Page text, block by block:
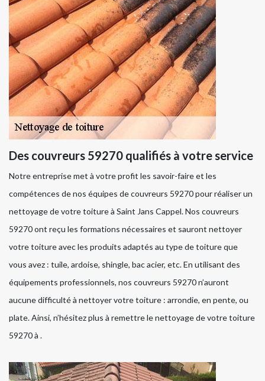
Des couvreurs 59270 qualifiés à votre service
Notre entreprise met à votre profit les savoir-faire et les
compétences de nos équipes de couvreurs 59270 pour réaliser un
nettoyage de votre toiture à Saint Jans Cappel. Nos couvreurs
59270 ont reçu les formations nécessaires et sauront nettoyer
votre toiture avec les produits adaptés au type de toiture que
vous avez : tuile, ardoise, shingle, bac acier, etc. En utilisant des
équipements professionnels, nos couvreurs 59270 n’auront
aucune difficulté à nettoyer votre toiture : arrondie, en pente, ou
plate. Ainsi, n’hésitez plus à remettre le nettoyage de votre toiture
59270 à .